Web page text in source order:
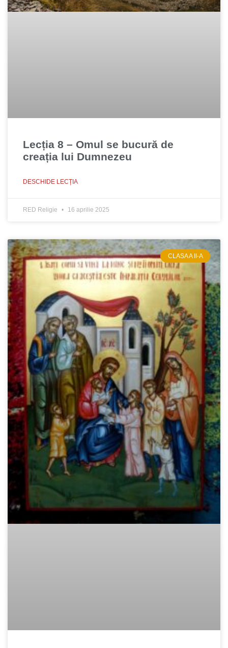
Lecția 8 – Omul se bucură de
creația lui Dumnezeu
DESCHIDE LECȚIA
RED Religie 16 aprilie 2025
CLASA A II-A